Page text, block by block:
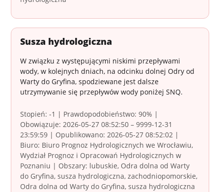
Susza hydrologiczna
W związku z występującymi niskimi przepływami
wody, w kolejnych dniach, na odcinku dolnej Odry od
Warty do Gryfina, spodziewane jest dalsze
utrzymywanie się przepływów wody poniżej SNQ.
Stopień: -1 | Prawdopodobieństwo: 90% |
Obowiązuje: 2026-05-27 08:52:50 – 9999-12-31
23:59:59 | Opublikowano: 2026-05-27 08:52:02 |
Biuro: Biuro Prognoz Hydrologicznych we Wrocławiu,
Wydział Prognoz i Opracowań Hydrologicznych w
Poznaniu | Obszary: lubuskie, Odra dolna od Warty
do Gryfina, susza hydrologiczna, zachodniopomorskie,
Odra dolna od Warty do Gryfina, susza hydrologiczna